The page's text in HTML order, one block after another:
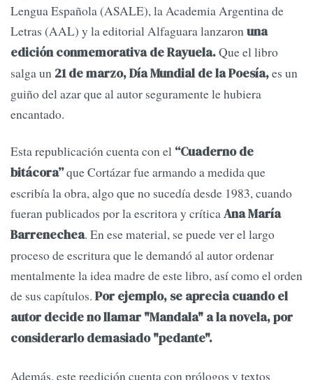
Lengua Española (ASALE), la Academia Argentina de
Letras (AAL) y la editorial Alfaguara lanzaronuna
edición conmemorativa de Rayuela.Que el libro
salga un 21 de marzo, Día Mundial de la Poesía,es un
guiño del azar que al autor seguramente le hubiera
encantado.
Esta republicación cuenta con el “Cuaderno de
bitácora”que Cortázar fue armando a medida que
escribía la obra, algo que no sucedía desde 1983, cuando
fueran publicados por la escritora y críticaAna María
Barrenechea. En ese material, se puede ver el largo
proceso de escritura que le demandó al autor ordenar
mentalmente la idea madre de este libro, así como el orden
de sus capítulos. Por ejemplo, se aprecia cuando el
autor decide no llamar "Mandala" a la novela, por
considerarlo demasiado "pedante".
Además, este reedición cuenta con prólogos y textos